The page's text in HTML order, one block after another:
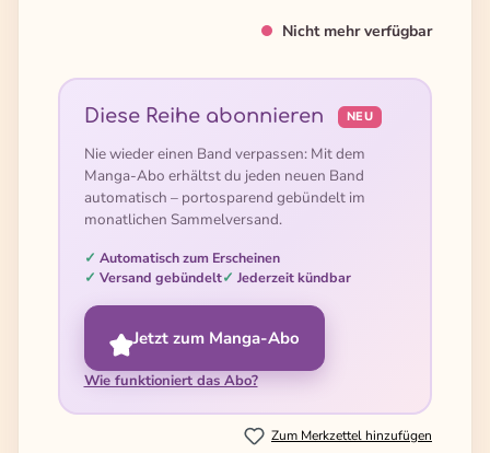
Nicht mehr verfügbar
Diese Reihe abonnieren NEU
Nie wieder einen Band verpassen: Mit dem
Manga-Abo erhältst du jeden neuen Band
automatisch – portosparend gebündelt im
monatlichen Sammelversand.
Automatisch zum Erscheinen
Versand gebündelt
Jederzeit kündbar
Jetzt zum Manga-Abo
Wie funktioniert das Abo?
Zum Merkzettel hinzufügen